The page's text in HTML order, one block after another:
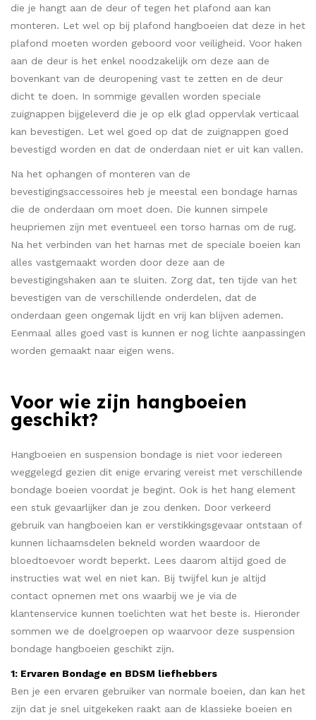
die je hangt aan de deur of tegen het plafond aan kan
monteren. Let wel op bij plafond hangboeien dat deze in het
plafond moeten worden geboord voor veiligheid. Voor haken
aan de deur is het enkel noodzakelijk om deze aan de
bovenkant van de deuropening vast te zetten en de deur
dicht te doen. In sommige gevallen worden speciale
zuignappen bijgeleverd die je op elk glad oppervlak verticaal
kan bevestigen. Let wel goed op dat de zuignappen goed
bevestigd worden en dat de onderdaan niet er uit kan vallen.
Na het ophangen of monteren van de
bevestigingsaccessoires heb je meestal een bondage harnas
die de onderdaan om moet doen. Die kunnen simpele
heupriemen zijn met eventueel een torso harnas om de rug.
Na het verbinden van het harnas met de speciale boeien kan
alles vastgemaakt worden door deze aan de
bevestigingshaken aan te sluiten. Zorg dat, ten tijde van het
bevestigen van de verschillende onderdelen, dat de
onderdaan geen ongemak lijdt en vrij kan blijven ademen.
Eenmaal alles goed vast is kunnen er nog lichte aanpassingen
worden gemaakt naar eigen wens.
Voor wie zijn hangboeien
geschikt?
Hangboeien en suspension bondage is niet voor iedereen
weggelegd gezien dit enige ervaring vereist met verschillende
bondage boeien voordat je begint. Ook is het hang element
een stuk gevaarlijker dan je zou denken. Door verkeerd
gebruik van hangboeien kan er verstikkingsgevaar ontstaan of
kunnen lichaamsdelen bekneld worden waardoor de
bloedtoevoer wordt beperkt. Lees daarom altijd goed de
instructies wat wel en niet kan. Bij twijfel kun je altijd
contact opnemen met ons waarbij we je via de
klantenservice kunnen toelichten wat het beste is. Hieronder
sommen we de doelgroepen op waarvoor deze suspension
bondage hangboeien geschikt zijn.
1: Ervaren Bondage en BDSM liefhebbers
Ben je een ervaren gebruiker van normale boeien, dan kan het
zijn dat je snel uitgekeken raakt aan de klassieke boeien en